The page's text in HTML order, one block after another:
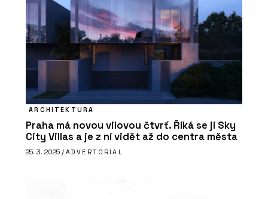
ARCHITEKTURA
Praha má novou vilovou čtvrť. Říká se jí Sky
City Villas a je z ní vidět až do centra města
25. 3. 2025 / ADVERTORIAL